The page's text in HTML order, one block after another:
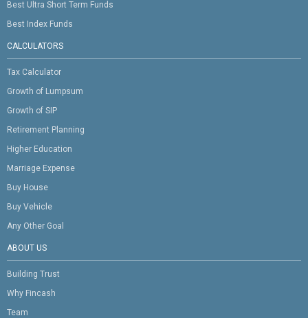
Best Ultra Short Term Funds
Best Index Funds
CALCULATORS
Tax Calculator
Growth of Lumpsum
Growth of SIP
Retirement Planning
Higher Education
Marriage Expense
Buy House
Buy Vehicle
Any Other Goal
ABOUT US
Building Trust
Why Fincash
Team